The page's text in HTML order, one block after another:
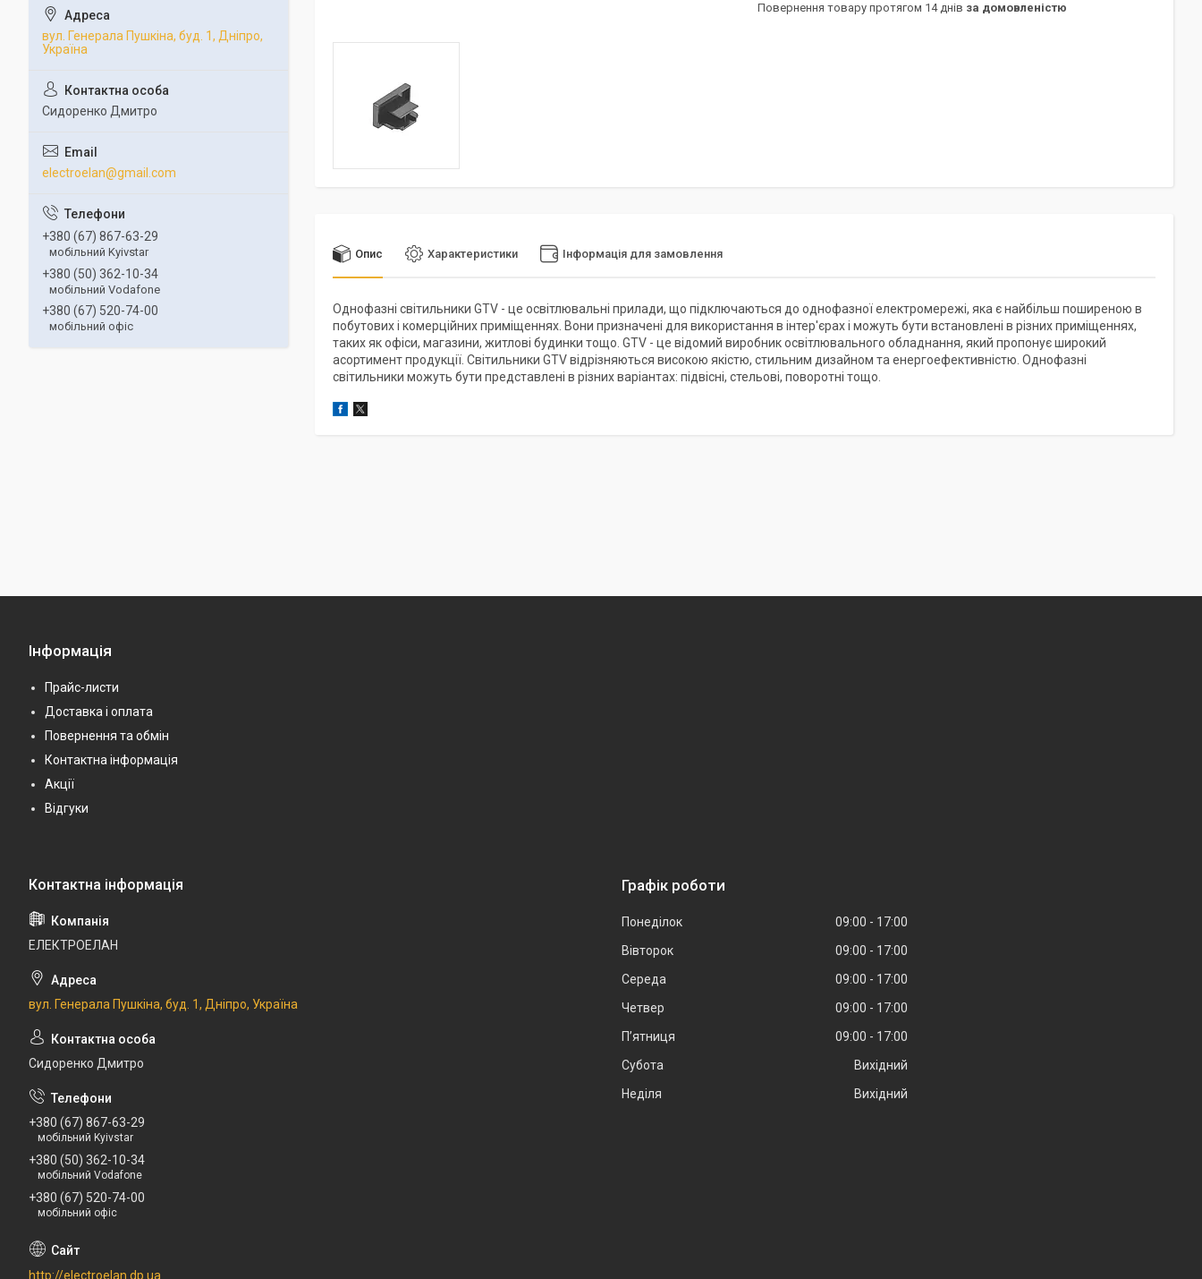
повернення товару протягом 14 днів за домовленістю
Опис Характеристики Інформація для замовлення
Однофазні світильники GTV - це освітлювальні прилади, що підключаються до однофазної електромережі, яка є найбільш поширеною в
побутових і комерційних приміщеннях. Вони призначені для використання в інтер'єрах і можуть бути встановлені в різних приміщеннях,
таких як офіси, магазини, житлові будинки тощо. GTV - це відомий виробник освітлювального обладнання, який пропонує широкий
асортимент продукції. Світильники GTV відрізняються високою якістю, стильним дизайном та енергоефективністю. Однофазні
світильники можуть бути представлені в різних варіантах: підвісні, стельові, поворотні тощо.
вул. Генерала Пушкіна, буд. 1, Дніпро,
Україна
Сидоренко Дмитро
electroelan@gmail.com
+380 (67) 867-63-29
мобільний Kyivstar
+380 (50) 362-10-34
мобільний Vodafone
+380 (67) 520-74-00
мобільний офіс
Інформація
Прайс-листи
Доставка і оплата
Повернення та обмін
Контактна інформація
Акції
Відгуки
ЕЛЕКТРОЕЛАН
вул. Генерала Пушкіна, буд. 1, Дніпро, Україна
Сидоренко Дмитро
+380 (67) 867-63-29
мобільний Kyivstar
+380 (50) 362-10-34
мобільний Vodafone
+380 (67) 520-74-00
мобільний офіс
http://electroelan.dp.ua
Графік роботи
Понеділок 09:00
17:00
Вівторок
09:00
17:00
Середа
09:00
17:00
Четвер
09:00
17:00
Пʼятниця
09:00
17:00
Субота
Вихідний
Неділя
Вихідний